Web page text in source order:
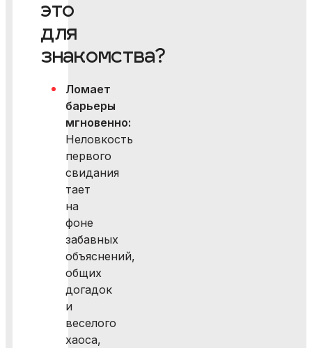
это
для
знакомства?
Ломает
барьеры
мгновенно:
Неловкость
первого
свидания
тает
на
фоне
забавных
объяснений,
общих
догадок
и
веселого
хаоса,